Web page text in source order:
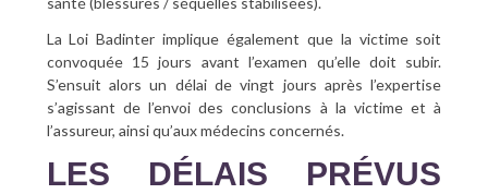
La Loi Badinter implique également que la victime soit
convoquée 15 jours avant l’examen qu’elle doit subir.
S’ensuit alors un délai de vingt jours après l’expertise
s’agissant de l’envoi des conclusions à la victime et à
l’assureur, ainsi qu’aux médecins concernés.
LES DÉLAIS PRÉVUS